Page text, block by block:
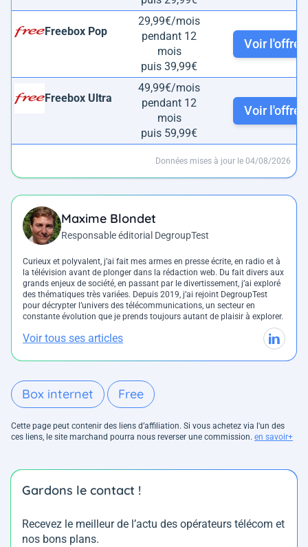
Freebox Pop
29,99€/mois
pendant 12
mois
puis 39,99€
Voir l'offre
Freebox Ultra
49,99€/mois
pendant 12
mois
puis 59,99€
Voir l'offre
Données mises à jour le 04/08/2026
Maxime Blondet
Responsable éditorial DegroupTest
Curieux et polyvalent, j’ai fait mes armes en presse écrite, en radio et à
la télévision avant de plonger dans la rédaction web. Du fait divers aux
grands enjeux de société, en passant par le divertissement, j’ai exploré
des thématiques très variées. Depuis 2019, j’ai rejoint DegroupTest
pour décrypter l’univers des télécommunications, un secteur en
constante évolution que je prends toujours autant de plaisir à explorer.
Voir tous ses articles
Box internet Free
Cette page peut contenir des liens d’affiliation. Si vous achetez via l'un des
ces liens, le site marchand pourra nous reverser une commission. en savoir+
Gardons le contact !
Recevez le meilleur de l’actu des opérateurs télécom et
nos bons plans.